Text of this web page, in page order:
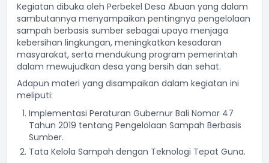
Kegiatan dibuka oleh Perbekel Desa Abuan yang dalam
sambutannya menyampaikan pentingnya pengelolaan
sampah berbasis sumber sebagai upaya menjaga
kebersihan lingkungan, meningkatkan kesadaran
masyarakat, serta mendukung program pemerintah
dalam mewujudkan desa yang bersih dan sehat.
Adapun materi yang disampaikan dalam kegiatan ini
meliputi:
Implementasi Peraturan Gubernur Bali Nomor 47
Tahun 2019 tentang Pengelolaan Sampah Berbasis
Sumber.
Tata Kelola Sampah dengan Teknologi Tepat Guna.